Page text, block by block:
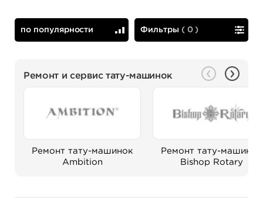
Фильтры (0 )
по популярности
Ремонт и сервис тату-машинок
Ремонт тату-машинок
Ambition
Ремонт тату-машинок
Bishop Rotary